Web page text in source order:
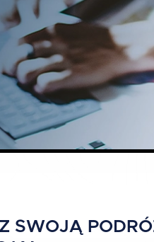
SWOJĄ